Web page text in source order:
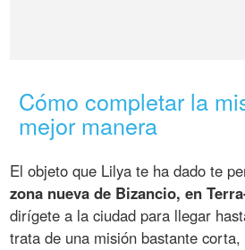
Cómo completar la
mejor manera
El objeto que Lilya te ha dado te
zona nueva de Bizancio, en
dirígete a la ciudad para llegar
trata de una misión bastante corta,